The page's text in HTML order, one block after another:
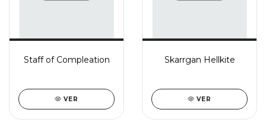
Staff of Compleation
VER
Skarrgan Hellkite
VER